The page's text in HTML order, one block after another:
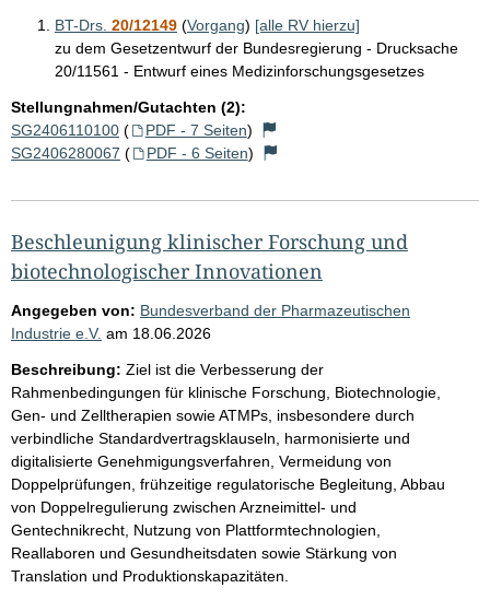
BT-Drs. 20/12149 (Vorgang) [alle RV hierzu]
zu dem Gesetzentwurf der Bundesregierung - Drucksache
20/11561 - Entwurf eines Medizinforschungsgesetzes
Stellungnahmen/Gutachten (2):
SG2406110100 ( PDF - 7 Seiten)
SG2406280067 ( PDF - 6 Seiten)
Beschleunigung klinischer Forschung und
biotechnologischer Innovationen
Angegeben von: Bundesverband der Pharmazeutischen
Industrie e.V. am 18.06.2026
Beschreibung: Ziel ist die Verbesserung der
Rahmenbedingungen für klinische Forschung, Biotechnologie,
Gen- und Zelltherapien sowie ATMPs, insbesondere durch
verbindliche Standardvertragsklauseln, harmonisierte und
digitalisierte Genehmigungsverfahren, Vermeidung von
Doppelprüfungen, frühzeitige regulatorische Begleitung, Abbau
von Doppelregulierung zwischen Arzneimittel- und
Gentechnikrecht, Nutzung von Plattformtechnologien,
Reallaboren und Gesundheitsdaten sowie Stärkung von
Translation und Produktionskapazitäten.